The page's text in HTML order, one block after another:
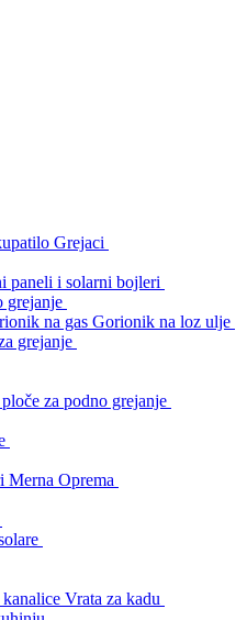
Grejaci
paneli i solarni bojleri
grejanje
na gas Gorionik na loz ulje
grejanje
za podno grejanje
Merna Oprema
Vrata za kadu